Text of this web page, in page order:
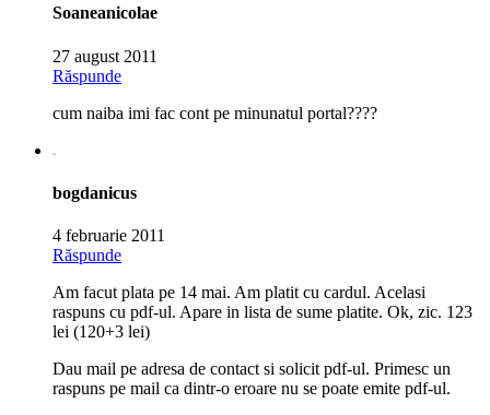
Soaneanicolae
27 august 2011
Răspunde
cum naiba imi fac cont pe minunatul portal????
bogdanicus
4 februarie 2011
Răspunde
Am facut plata pe 14 mai. Am platit cu cardul. Acelasi
raspuns cu pdf-ul. Apare in lista de sume platite. Ok, zic. 123
lei (120+3 lei)
Dau mail pe adresa de contact si solicit pdf-ul. Primesc un
raspuns pe mail ca dintr-o eroare nu se poate emite pdf-ul.